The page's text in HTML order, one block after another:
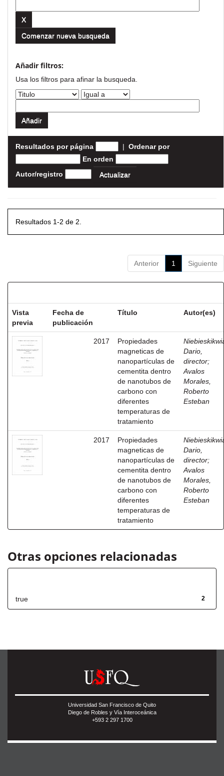
Comenzar nueva busqueda
Añadir filtros:
Usa los filtros para afinar la busqueda.
Resultados por página | Ordenar por
En orden
Autor/registro
Resultados 1-2 de 2.
Anterior 1 Siguiente
Vista
previa
Fecha de
publicación
Título Autor(es)
2017
Propiedades
magneticas de
nanopartículas de
cementita dentro
de nanotubos de
carbono con
diferentes
temperaturas de
tratamiento
Dario,
director;
Avalos
Morales,
Roberto
Esteban
2017
Propiedades
magneticas de
nanopartículas de
cementita dentro
de nanotubos de
carbono con
diferentes
temperaturas de
tratamiento
Dario,
director;
Avalos
Morales,
Roberto
Esteban
Otras opciones relacionadas
2
true
Universidad San Francisco de Quito
Diego de Robles y Vía Interoceánica
+593 2 297 1700